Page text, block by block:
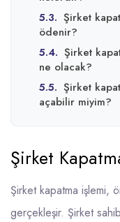
5.3. Şirket
ödenir?
5.4. Şirket
ne olacak?
5.5. Şirket
açabilir miyim?
Şirket
Şirket kapatma işlemi,
gerçekleşir. Şirket